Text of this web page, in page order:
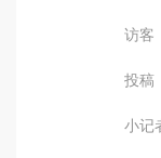
访客
投稿
小记